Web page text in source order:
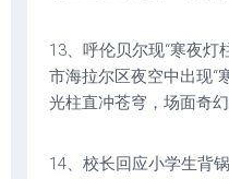
13、呼伦贝尔现“寒夜灯
市海拉尔区夜空中出现“
光柱直冲苍穹，场面奇幻
14、校长回应小学生背